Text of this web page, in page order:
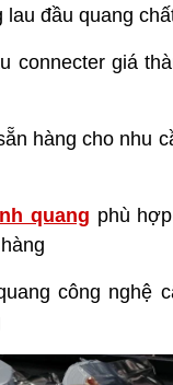
lau đầu quang
connecter giá
hàng cho nhu
quang phù
công nghệ